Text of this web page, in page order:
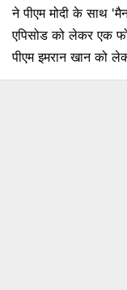
ने पीएम मोदी के साथ
एपिसोड को लेकर एक
पीएम इमरान खान को